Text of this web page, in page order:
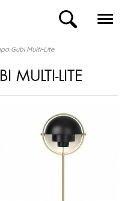
Gubi Multi-Lite
MULTI-LITE